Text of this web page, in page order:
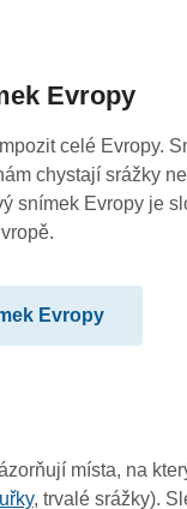
Evropy
celé Evropy.
chystají srážky
snímek Evropy je
Evropy
místa, na
, trvalé srážky).